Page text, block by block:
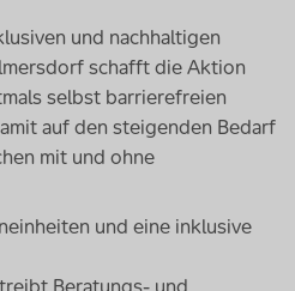
und nachhaltigen
schafft die Aktion
selbst barrierefreien
auf den steigenden Bedarf
mit und ohne
und eine inklusive